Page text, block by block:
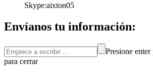
Skype:aixton05
Envíanos tu información:
Presione
para cerrar